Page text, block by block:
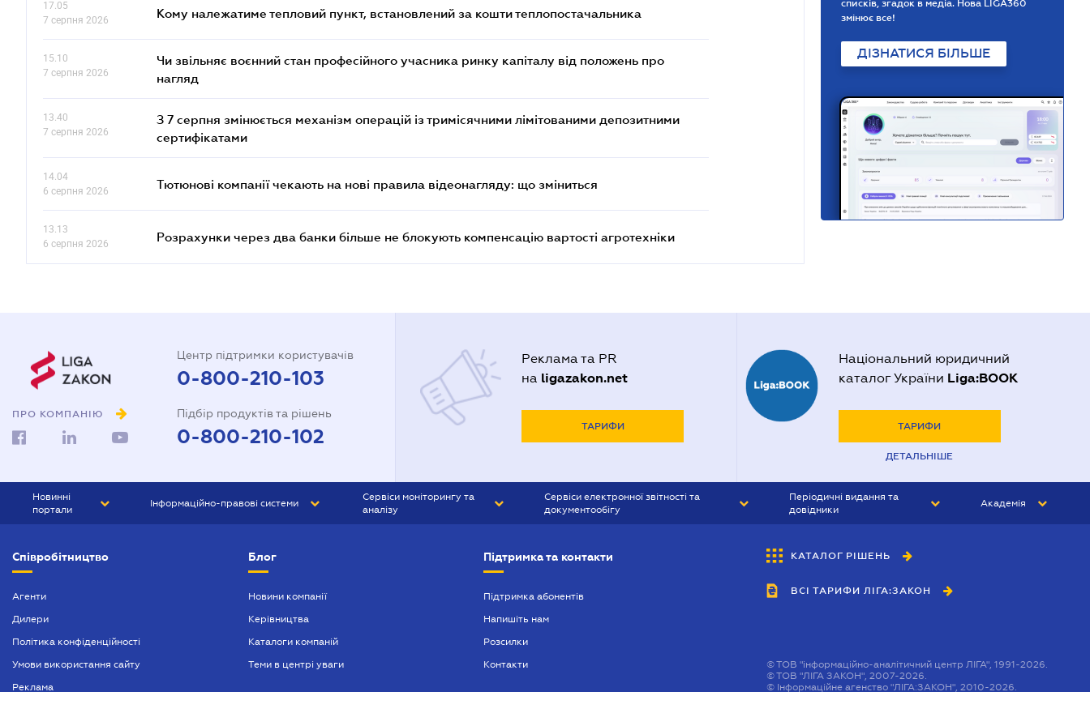
17.05
7 серпня 2026
Кому належатиме тепловий пункт, встановлений за кошти теплопостачальника
15.10
7 серпня 2026
Чи звільняє воєнний стан професійного учасника ринку капіталу від положень про
нагляд
13.40
7 серпня 2026
З 7 серпня змінюється механізм операцій із тримісячними лімітованими депозитними
сертифікатами
14.04
6 серпня 2026
Тютюнові компанії чекають на нові правила відеонагляду: що зміниться
13.13
6 серпня 2026
Розрахунки через два банки більше не блокують компенсацію вартості агротехніки
списків, згадок в медіа. Нова LIGA360
змінює все!
ДІЗНАТИСЯ БІЛЬШЕ
ПРО КОМПАНІЮ
Центр підтримки користувачів
0-800-210-103
Підбір продуктів та рішень
0-800-210-102
Реклама та PR
на ligazakon.net
ТАРИФИ
Національний юридичний
каталог України Liga:BOOK
ТАРИФИ
ДЕТАЛЬНІШЕ
Новинні
портали
БІЗНЕС
Інформаційно-правові системи
БУХГАЛТЕР ПРОФ
Сервіси моніторингу та
аналізу
Сервіси електронної звітності та
документообігу
Періодичні видання та
довідники
БУХГАЛТЕР&ЗАКОН
ВІСНИК МСФЗ
Академія
Співробітництво
Агенти
Дилери
Політика конфіденційності
Умови використання сайту
Реклама
Блог
Новини компанії
Керівництва
Каталоги компаній
Теми в центрі уваги
Підтримка та контакти
Підтримка абонентів
Напишіть нам
Розсилки
Контакти
КАТАЛОГ РІШЕНЬ
ВСІ ТАРИФИ ЛІГА:ЗАКОН
©ТОВ "інформаційно-аналітичний центр ЛІГА", 1991-2026.
©ТОВ "ЛІГА ЗАКОН", 2007-2026.
© Інформаційне агенство "ЛІГА:ЗАКОН", 2010-2026.